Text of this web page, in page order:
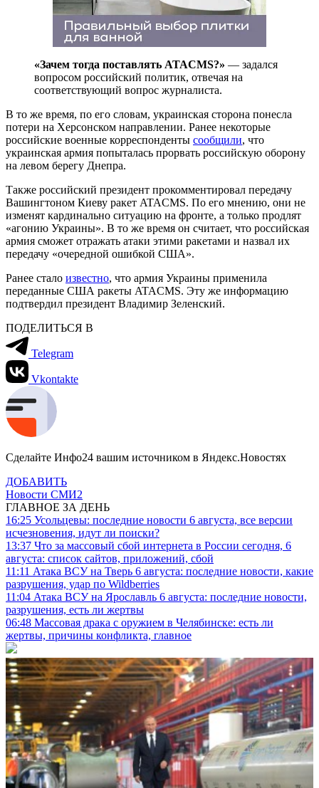
«Зачем тогда поставлять ATACMS?» — задался
вопросом российский политик, отвечая на
соответствующий вопрос журналиста.
В то же время, по его словам, украинская сторона понесла
потери на Херсонском направлении. Ранее некоторые
российские военные корреспонденты сообщили, что
украинская армия попыталась прорвать российскую оборону
на левом берегу Днепра.
Также российский президент прокомментировал передачу
Вашингтоном Киеву ракет ATACMS. По его мнению, они не
изменят кардинально ситуацию на фронте, а только продлят
«агонию Украины». В то же время он считает, что российская
армия сможет отражать атаки этими ракетами и назвал их
передачу «очередной ошибкой США».
Ранее стало известно, что армия Украины применила
переданные США ракеты ATACMS. Эту же информацию
подтвердил президент Владимир Зеленский.
ПОДЕЛИТЬСЯ В
Telegram
Vkontakte
Сделайте Инфо24 вашим источником в Яндекс.Новостях
ДОБАВИТЬ
Новости СМИ2
ГЛАВНОЕ ЗА ДЕНЬ
16:25 Усольцевы: последние новости 6 августа, все версии
исчезновения, идут ли поиски?
13:37 Что за массовый сбой интернета в России сегодня, 6
августа: список сайтов, приложений, сбой
11:11 Атака ВСУ на Тверь 6 августа: последние новости, какие
разрушения, удар по Wildberries
11:04 Атака ВСУ на Ярославль 6 августа: последние новости,
разрушения, есть ли жертвы
06:48 Массовая драка с оружием в Челябинске: есть ли
жертвы, причины конфликта, главное